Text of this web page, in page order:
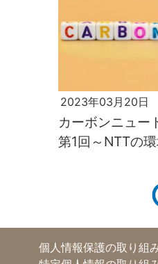
2023年03月20日
カーボンニュー
第1回～NTTの
個人情報保護の取り組